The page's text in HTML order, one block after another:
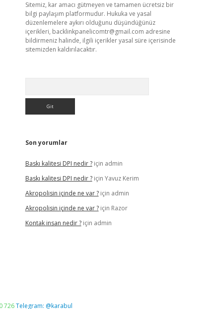
Sitemiz, kar amacı gütmeyen ve tamamen ücretsiz bir
bilgi paylaşım platformudur. Hukuka ve yasal
düzenlemelere aykırı olduğunu düşündüğünüz
içerikleri, backlinkpanelicomtr@gmail.com adresine
bildirmeniz halinde, ilgili içerikler yasal süre içerisinde
sitemizden kaldırılacaktır.
Son yorumlar
Baskı kalitesi DPI nedir ?için admin
Baskı kalitesi DPI nedir ?için Yavuz Kerim
Akropolisin içinde ne var ?için admin
Akropolisin içinde ne var ?için Razor
Kontak insan nedir ?için admin
726Telegram: @karabul